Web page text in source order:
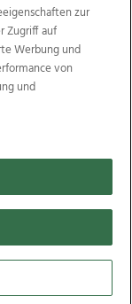
Wimmer
Ischler Woche
Immobilien
Galerien
& Co KG
zur
Zugriff auf
Werbung und
von
und